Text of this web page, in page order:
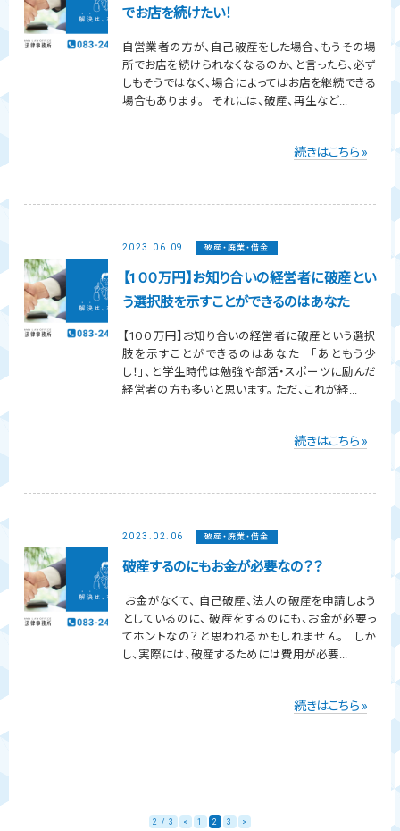
でお店を続けたい！
自営業者の方が、自己破産をした場合、もうその場
所でお店を続けられなくなるのか、と言ったら、必ず
しもそうではなく、場合によってはお店を継続できる
場合もあります。 それには、破産、再生など...
続きはこちら »
2023.06.09 破産・廃業・借金
【1００万円】お知り合いの経営者に破産とい
う選択肢を示すことができるのはあなた
【1００万円】お知り合いの経営者に破産という選択
肢を示すことができるのはあなた 「あともう少
し！」、と学生時代は勉強や部活・スポーツに励んだ
経営者の方も多いと思います。 ただ、これが経...
続きはこちら »
2023.02.06 破産・廃業・借金
破産するのにもお金が必要なの？？
お金がなくて、 自己破産、法人の破産を申請しよう
としているのに、 破産をするのにも、お金が必要っ
てホントなの？と思われるかもしれません。 しか
し、実際には、破産するためには費用が必要...
続きはこちら »
2 / 3 < 1 2 3 >